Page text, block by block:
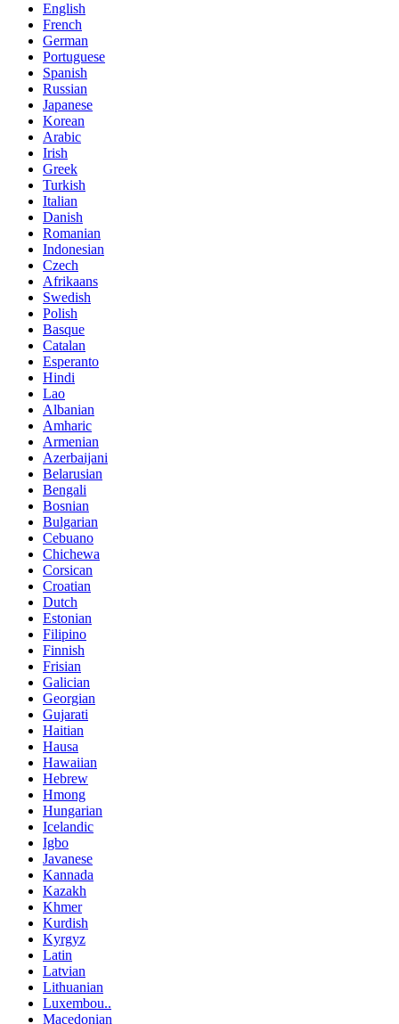
English
French
German
Portuguese
Spanish
Russian
Japanese
Korean
Arabic
Irish
Greek
Turkish
Italian
Danish
Romanian
Indonesian
Czech
Afrikaans
Swedish
Polish
Basque
Catalan
Esperanto
Hindi
Lao
Albanian
Amharic
Armenian
Azerbaijani
Belarusian
Bengali
Bosnian
Bulgarian
Cebuano
Chichewa
Corsican
Croatian
Dutch
Estonian
Filipino
Finnish
Frisian
Galician
Georgian
Gujarati
Haitian
Hausa
Hawaiian
Hebrew
Hmong
Hungarian
Icelandic
Igbo
Javanese
Kannada
Kazakh
Khmer
Kurdish
Kyrgyz
Latin
Latvian
Lithuanian
Luxembou..
Macedonian